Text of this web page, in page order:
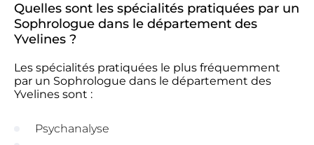
Quelles sont les spécialités pratiquées par un
Sophrologue dans le département des
Yvelines ?
Les spécialités pratiquées le plus fréquemment
par un Sophrologue dans le département des
Yvelines sont :
Psychanalyse